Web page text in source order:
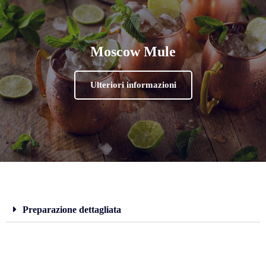
Moscow Mule
Ulteriori informazioni
Preparazione dettagliata